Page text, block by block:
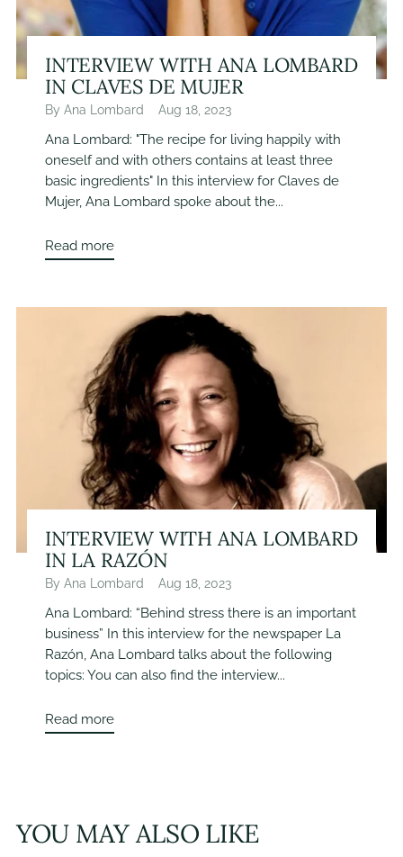
INTERVIEW WITH ANA LOMBARD
IN CLAVES DE MUJER
By Ana Lombard Aug 18, 2023
Ana Lombard: "The recipe for living happily with
oneself and with others contains at least three
basic ingredients" In this interview for Claves de
Mujer, Ana Lombard spoke about the...
Read more
INTERVIEW WITH ANA LOMBARD
IN LA RAZÓN
By Ana Lombard Aug 18, 2023
Ana Lombard: “Behind stress there is an important
business” In this interview for the newspaper La
Razón, Ana Lombard talks about the following
topics: You can also find the interview...
Read more
YOU MAY ALSO LIKE